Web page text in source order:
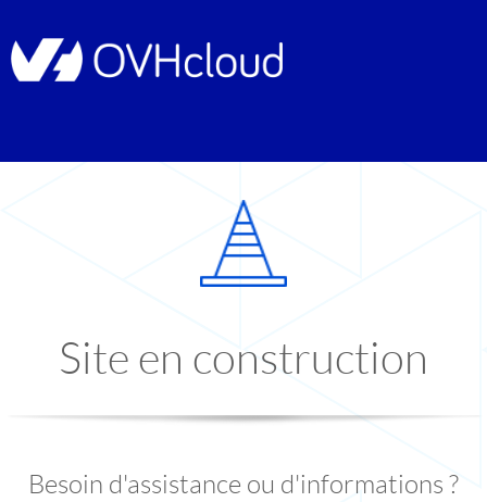
Site en construction
Besoin d'assistance ou d'informations ?